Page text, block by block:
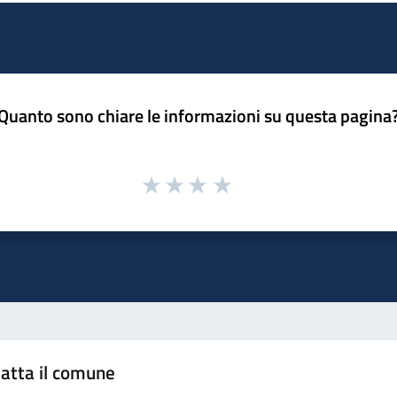
sono chiare le informazioni su questa
il comune